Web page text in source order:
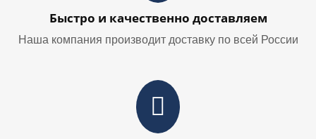
Быстро и качественно доставляем
Наша компания производит доставку по всей России